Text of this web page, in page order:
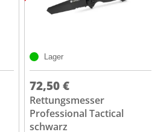
Lager
72,50 €
Rettungsmesser
Professional Tactical
schwarz